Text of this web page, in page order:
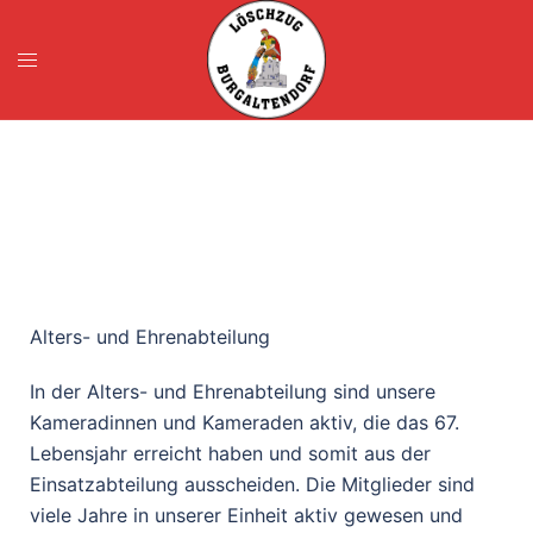
Alters- und Ehrenabteilung
In der Alters- und Ehrenabteilung sind unsere
Kameradinnen und Kameraden aktiv, die das 67.
Lebensjahr erreicht haben und somit aus der
Einsatzabteilung ausscheiden. Die Mitglieder sind
viele Jahre in unserer Einheit aktiv gewesen und